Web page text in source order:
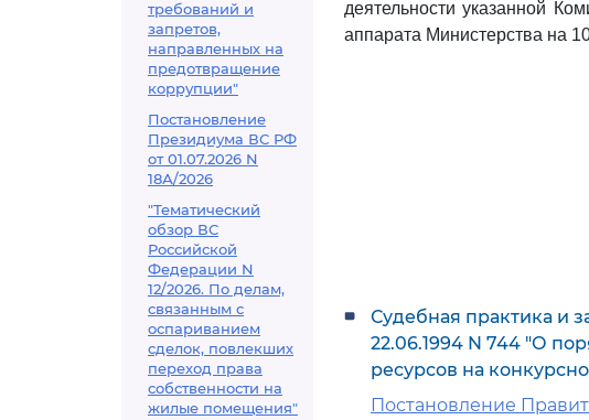
требований и
запретов,
направленных на
предотвращение
коррупции"
Постановление
Президиума ВС РФ
от 01.07.2026 N
18А/2026
"Тематический
обзор ВС
Российской
Федерации N
12/2026. По делам,
связанным с
оспариванием
сделок, повлекших
переход права
собственности на
жилые помещения"
деятельности указанной
аппарата Министерства на
Судебная практика и
22.06.1994 N 744 "О
ресурсов на
Постановление